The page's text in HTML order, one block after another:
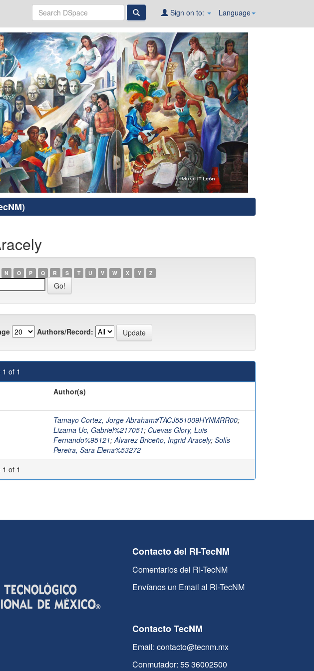
Language
Sign on to:
N O P Q R S T U V W X Y Z
Authors/Record:
of 1
Author(s)
Tamayo Cortez, Jorge Abraham#TACJ551009HYNMRR00;
Lizama Uc, Gabriel%217051; Cuevas Glory, Luis
Fernando%95121;Alvarez Briceño, Ingrid Aracely; Solís
Pereira, Sara Elena%53272
of 1
Contacto del RI-TecNM
Comentarios del RI-TecNM
Envíanos un Email al RI-TecNM
Contacto TecNM
Email: contacto@tecnm.mx
Conmutador: 55 36002500